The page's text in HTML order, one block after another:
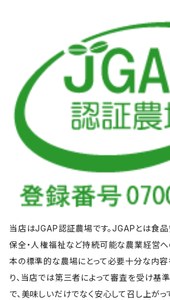
当店はJGAP認証農場です。JGAPとは食品
保全・人権福祉など持続可能な農業経営へ
本の標準的な農場にとって必要十分な内
り、当店では第三者によって審査を受け基
で、美味しいだけでなく安心して召し上がっ